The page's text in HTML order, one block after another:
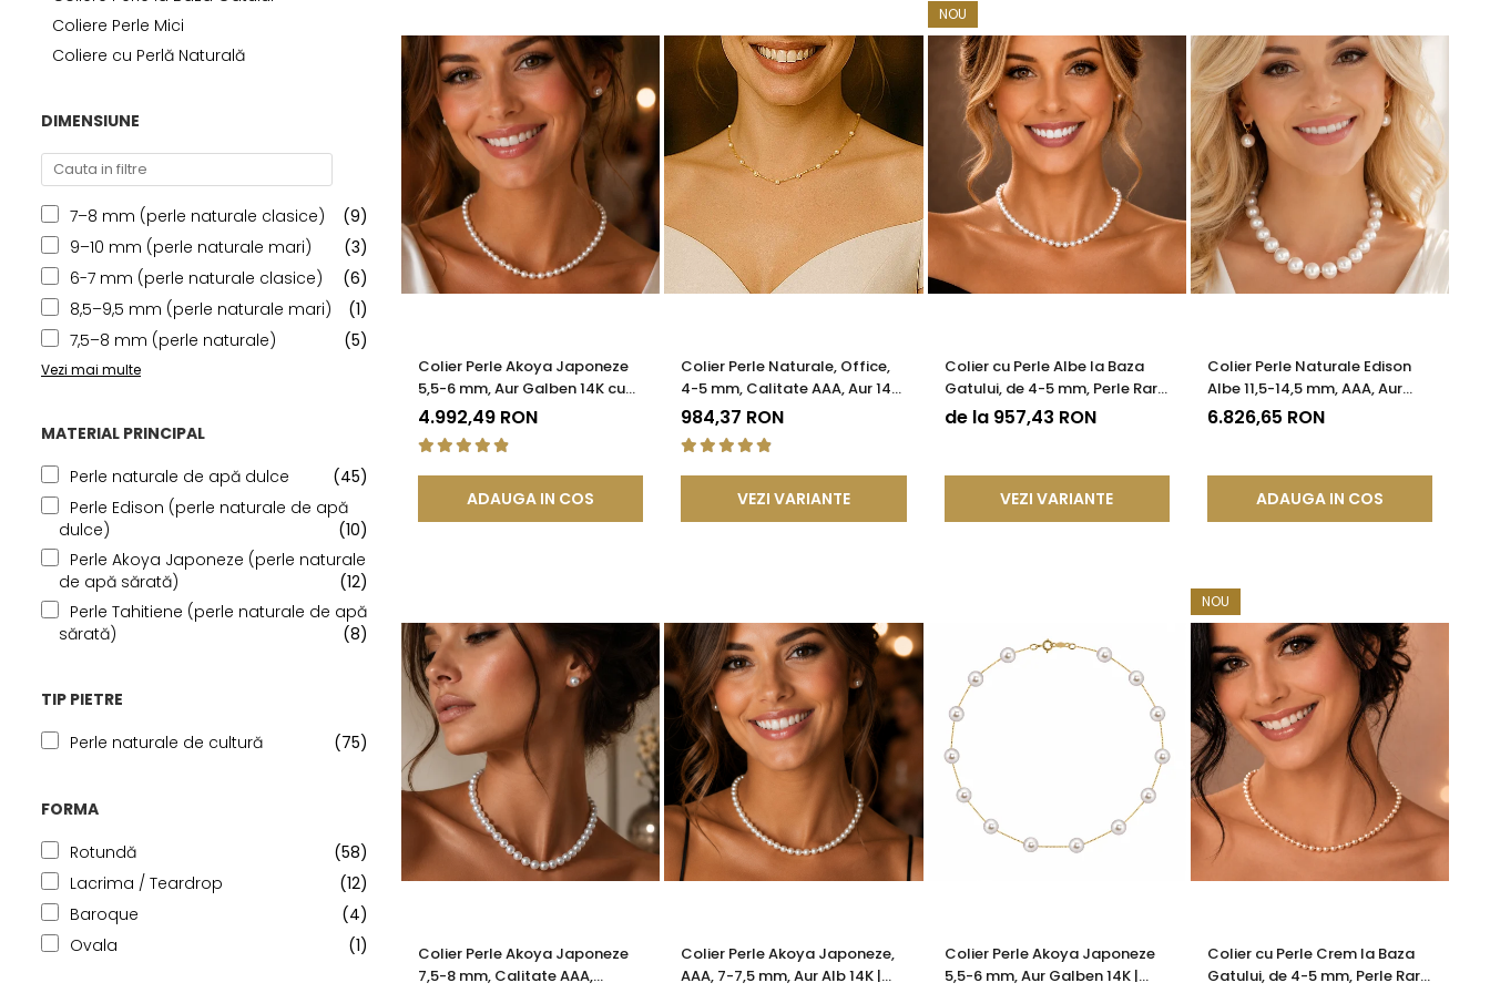
Seturi Perle cu Argint
Brățări cu Perle
Brose cu Perle
Coliere Perle Mici
Coliere cu Perlă Naturală
DIMENSIUNE
7–8 mm (perle naturale clasice)
(9)
9–10 mm (perle naturale mari)
(3)
6-7 mm (perle naturale clasice)
(6)
8,5–9,5 mm (perle naturale mari)
(1)
7,5–8 mm (perle naturale)
(5)
Vezi mai multe
MATERIAL PRINCIPAL
Perle naturale de apă dulce
(45)
Perle Edison (perle naturale de apă
dulce)
(10)
Perle Akoya Japoneze (perle naturale
de apă sărată)
(12)
Perle Tahitiene (perle naturale de apă
sărată)
(8)
TIP PIETRE
Perle naturale de cultură
(75)
FORMA
Rotundă
(58)
Lacrima / Teardrop
(12)
Baroque
(4)
Ovala
(1)
Colier Perle Akoya Japoneze
5,5-6 mm, Aur Galben 14K cu
Închizătoare Filigranată |
KASKADDA®
4.992,49 RON
ADAUGA IN COS
Colier Perle Naturale, Office,
4-5 mm, Calitate AAA, Aur 14K
| KASKADDA®
984,37 RON
VEZI VARIANTE
NOU
Colier cu Perle Albe la Baza
Gatului, de 4-5 mm, Perle Rare,
Calitate AAA+, Aur 14K |
KASKADDA®
de la 957,43 RON
VEZI VARIANTE
Colier Perle Naturale Edison
Albe 11,5-14,5 mm, AAA, Aur
Galben 14K | KASKADDA®
6.826,65 RON
ADAUGA IN COS
Colier Perle Akoya Japoneze
7,5-8 mm, Calitate AAA,
Colier Perle Akoya Japoneze,
AAA, 7-7,5 mm, Aur Alb 14K |
Colier Perle Akoya Japoneze
5,5-6 mm, Aur Galben 14K |
NOU
Colier cu Perle Crem la Baza
Gatului, de 4-5 mm, Perle Rare,